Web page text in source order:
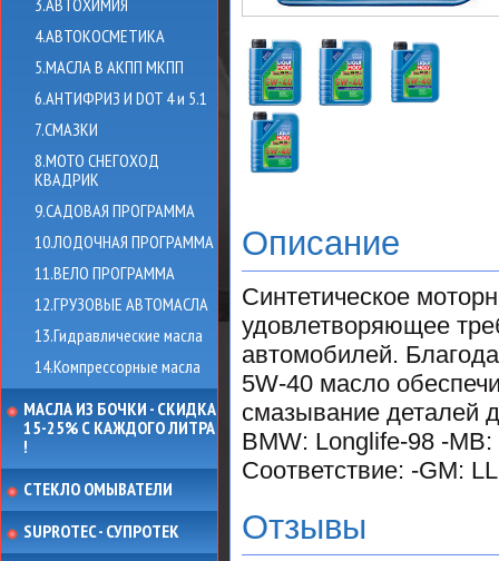
3.АВТОХИМИЯ
4.АВТОКОСМЕТИКА
5.МАСЛА В АКПП МКПП
6.АНТИФРИЗ И DOT 4 и 5.1
7.СМАЗКИ
8.МОТО СНЕГОХОД
КВАДРИК
9.САДОВАЯ ПРОГРАММА
10.ЛОДОЧНАЯ ПРОГРАММА
11.ВЕЛО ПРОГРАММА
12.ГРУЗОВЫЕ АВТОМАСЛА
13.Гидравлические масла
14.Компрессорные масла
МАСЛА ИЗ БОЧКИ - СКИДКА
15-25% С КАЖДОГО ЛИТРА
!
СТЕКЛО ОМЫВАТЕЛИ
SUPROTEC - СУПРОТЕК
Описание
Синтетическое
удовлетворяющее
автомобилей.
5W-40 масло
смазывание деталей
BMW: Longlife-98 -
Соответствие: -GM:
Отзывы